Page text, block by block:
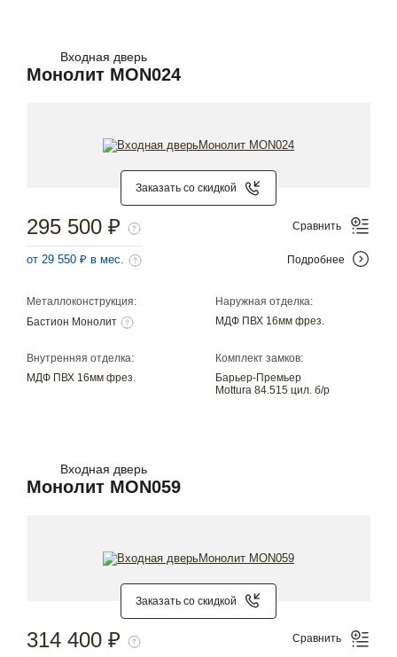
Входная дверь
Монолит MON024
Заказать со скидкой
Металлоконструкция:
Бастион Монолит
Наружная отделка:
МДФ ПВХ 16мм фрез.
Внутренняя отделка:
МДФ ПВХ 16мм фрез.
Комплект замков:
Барьер-Премьер
Mottura 84.515 цил. б/р
295 500 ₽
от 29 550 ₽ в мес.
Сравнить
Подробнее
Входная дверь
Монолит MON059
Заказать со скидкой
314 400 ₽ Сравнить